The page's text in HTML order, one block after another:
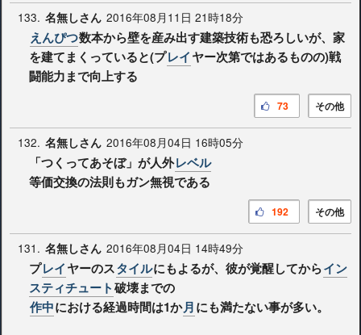
133. 名無しさん 2016年08月11日 21時18分
えんぴつ数本から壁を産み出す建築技術も恐ろしいが、家
を建てまくっていると(プレイヤー次第ではあるものの)戦
闘能力まで向上する
その他
73
132. 名無しさん 2016年08月04日 16時05分
「つくってあそぼ」が人外レベル
等価交換の法則もガン無視である
その他
192
131. 名無しさん 2016年08月04日 14時49分
プレイヤーのスタイルにもよるが、彼が覚醒してからイン
スティチュート破壊までの
作中における経過時間は1か月にも満たない事が多い。